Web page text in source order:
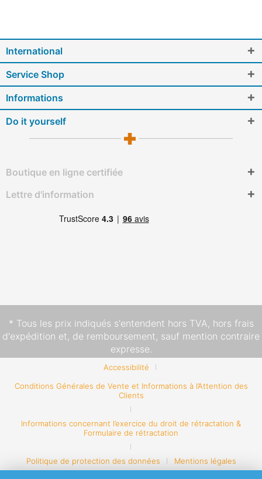
International
Service Shop
Informations
Do it yourself
Boutique en ligne certifiée
Lettre d'information
* Tous les prix indiqués s'entendent hors TVA, hors frais
d'expédition et, de remboursement, sauf mention contraire
expresse.
Accessibilité
Conditions Générales de Vente et Informations à l’Attention des
Clients
Informations concernant l’exercice du droit de rétractation &
Formulaire de rétractation
Politique de protection des données Mentions légales